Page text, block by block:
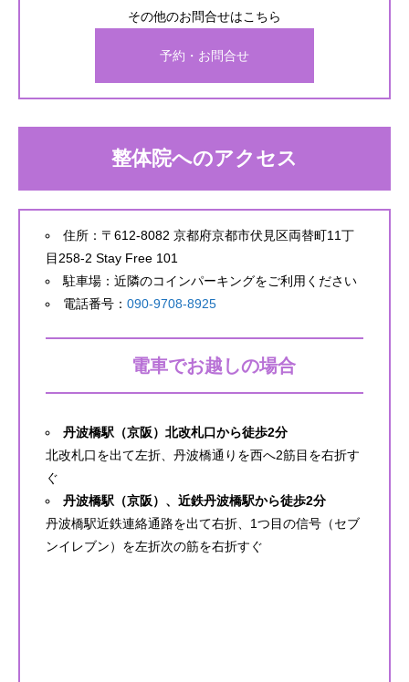
その他のお問合せはこちら
予約・お問合せ
整体院へのアクセス
住所：〒612-8082 京都府京都市伏見区両替町11丁
目258-2 Stay Free 101
駐車場：近隣のコインパーキングをご利用ください
電話番号： 090-9708-8925
電車でお越しの場合
丹波橋駅（京阪）北改札口から徒歩2分
北改札口を出て左折、丹波橋通りを西へ2筋目を右折す
ぐ
丹波橋駅（京阪）、近鉄丹波橋駅から徒歩2分
丹波橋駅近鉄連絡通路を出て右折、1つ目の信号（セブ
ンイレブン）を左折次の筋を右折すぐ